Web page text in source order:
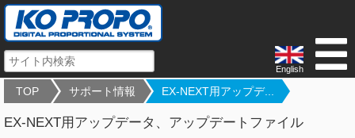
English
TOP サポート情報 EX-NEXT用アップデ...
EX-NEXT用アップデータ、アップデートファイル